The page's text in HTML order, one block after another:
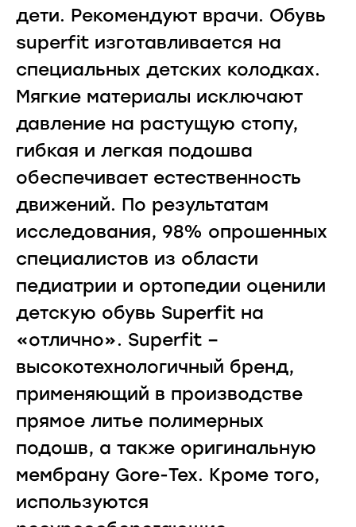
дети. Рекомендуют врачи. Обувь
superfit изготавливается на
специальных детских колодках.
Мягкие материалы исключают
давление на растущую стопу,
гибкая и легкая подошва
обеспечивает естественность
движений. По результатам
исследования, 98% опрошенных
специалистов из области
педиатрии и ортопедии оценили
детскую обувь Superfit на
«отлично». Superfit –
высокотехнологичный бренд,
применяющий в производстве
прямое литье полимерных
подошв, а также оригинальную
мембрану Gore-Tex. Кроме того,
используются